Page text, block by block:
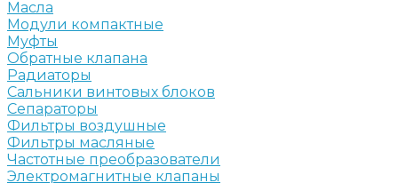
Масла
Модули компактные
Муфты
Обратные клапана
Радиаторы
Сальники винтовых блоков
Сепараторы
Фильтры воздушные
Фильтры масляные
Частотные преобразователи
Электромагнитные клапаны